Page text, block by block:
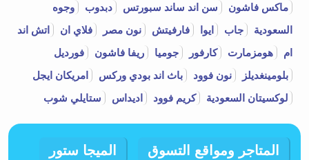
ماكس فاشون
سن اند ساند سبورتس دبدوب
وجوه
السعودية
جاب ايوا فارفيتش نون مصر فلاي ان
اتش اند
ام
هومزمارت كارفور جوميا ريفا فاشون
فورديل
بلومينغديلز
نون فوود باث اند بودي وركس
امريكان ايجل
لوكسيتان السعودية
كريم فوود اديداس ستايلي شوب
المتاجر ومواقع التسوق الميجا ستور